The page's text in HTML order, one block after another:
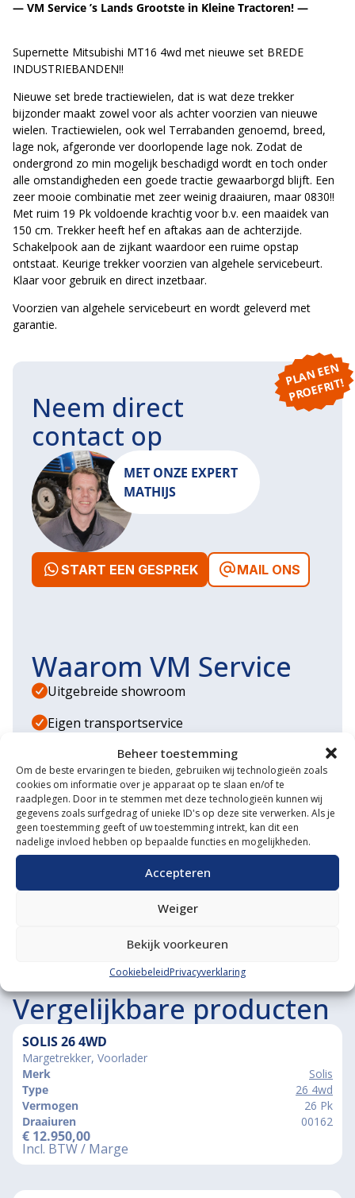
Beheer toestemming
Om de beste ervaringen te bieden, gebruiken wij technologieën zoals
cookies om informatie over je apparaat op te slaan en/of te
raadplegen. Door in te stemmen met deze technologieën kunnen wij
gegevens zoals surfgedrag of unieke ID's op deze site verwerken. Als je
geen toestemming geeft of uw toestemming intrekt, kan dit een
nadelige invloed hebben op bepaalde functies en mogelijkheden.
Accepteren
Weiger
Bekijk voorkeuren
CookiebeleidPrivacyverklaring
— VM Service ’s Lands Grootste in Kleine Tractoren! —
Supernette Mitsubishi MT16 4wd met nieuwe set BREDE
INDUSTRIEBANDEN!!
Nieuwe set brede tractiewielen, dat is wat deze trekker
bijzonder maakt zowel voor als achter voorzien van nieuwe
wielen. Tractiewielen, ook wel Terrabanden genoemd, breed,
lage nok, afgeronde ver doorlopende lage nok. Zodat de
ondergrond zo min mogelijk beschadigd wordt en toch onder
alle omstandigheden een goede tractie gewaarborgd blijft. Een
zeer mooie combinatie met zeer weinig draaiuren, maar 0830!!
Met ruim 19 Pk voldoende krachtig voor b.v. een maaidek van
150 cm. Trekker heeft hef en aftakas aan de achterzijde.
Schakelpook aan de zijkant waardoor een ruime opstap
ontstaat. Keurige trekker voorzien van algehele servicebeurt.
Klaar voor gebruik en direct inzetbaar.
Voorzien van algehele servicebeurt en wordt geleverd met
garantie.
P
L
A
N
E
E
N
P
R
O
E
F
RI
T!
Neem direct
contact op
MET ONZE EXPERT
MATHIJS
START EEN GESPREK MAIL ONS
Waarom VM Service
Uitgebreide showroom
Eigen transportservice
Gespecialiseerde werkplaats
Diverse aanbouwwerktuigen
Grote voorraad minitrekkers
Grootste in kleine tractoren
Vergelijkbare producten
SOLIS 26 4WD
Margetrekker, Voorlader
Merk
Solis
Type
26 4wd
Vermogen
26 Pk
Draaiuren
00162
€ 12.950,00
Incl. BTW / Marge